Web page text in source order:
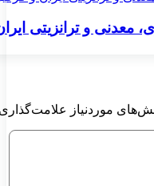
معدنی و ترانزیتی
موردنیاز